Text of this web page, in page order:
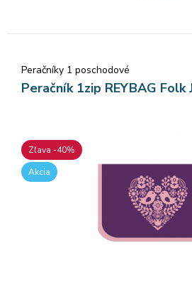
Peračníky 1 poschodové
Peračník 1zip REYBAG Folk
Zľava -40%
Akcia